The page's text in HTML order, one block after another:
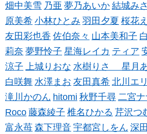
畑中美雪 乃亜 夢乃あいか 結城みさ
原美希 小林ひとみ 羽田夕夏 桜花
友田彩也香 佐伯奈々 山本美和子
莉奈 夢野怜子 星海レイカ ティア
涼子 上城りおな 水樹りさ 星月
白咲舞 水澤まお 友田真希 北川エ
滝川かのん hitomi 秋野千尋 二宮ナ
Roco 藤森綾子 椎名ひかる 芹沢つ
富永苺 森下理音 宇都宮しをん 深